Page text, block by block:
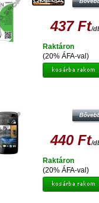
437 Ft/
(20% ÁFA-val)
Raktáron
440 Ft/
(20% ÁFA-val)
Raktáron